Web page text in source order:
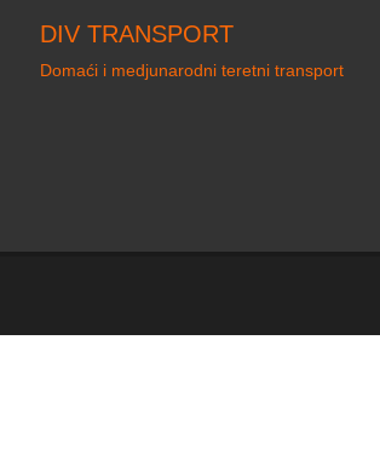
DIV TRANSPORT
Domaći i medjunarodni teretni transport